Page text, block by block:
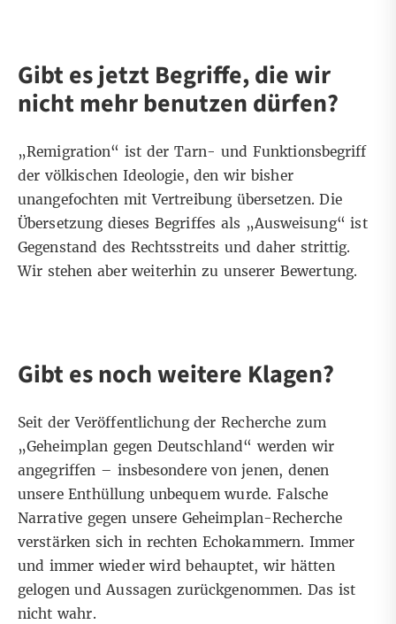
Gibt es jetzt Begriffe, die wir
nicht mehr benutzen dürfen?
„Remigration“ ist der Tarn- und Funktionsbegriff
der völkischen Ideologie, den wir bisher
unangefochten mit Vertreibung übersetzen. Die
Übersetzung dieses Begriffes als „Ausweisung“ ist
Gegenstand des Rechtsstreits und daher strittig.
Wir stehen aber weiterhin zu unserer Bewertung.
Gibt es noch weitere Klagen?
Seit der Veröffentlichung der Recherche zum
„Geheimplan gegen Deutschland“ werden wir
angegriffen – insbesondere von jenen, denen
unsere Enthüllung unbequem wurde. Falsche
Narrative gegen unsere Geheimplan-Recherche
verstärken sich in rechten Echokammern. Immer
und immer wieder wird behauptet, wir hätten
gelogen und Aussagen zurückgenommen. Das ist
nicht wahr.